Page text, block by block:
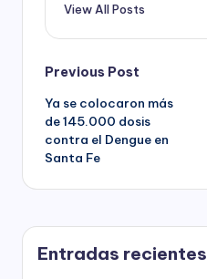
View All Posts
Post
navigation
Previous Post
Ya se colocaron más
de 145.000 dosis
contra el Dengue en
Santa Fe
Entradas recientes